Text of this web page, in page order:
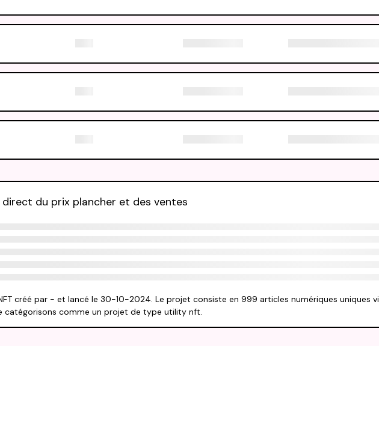
direct du prix plancher et des ventes
créé par - et lancé le 30-10-2024. Le projet consiste en 999 articles numériques uniques
catégorisons comme un projet de type utility nft.